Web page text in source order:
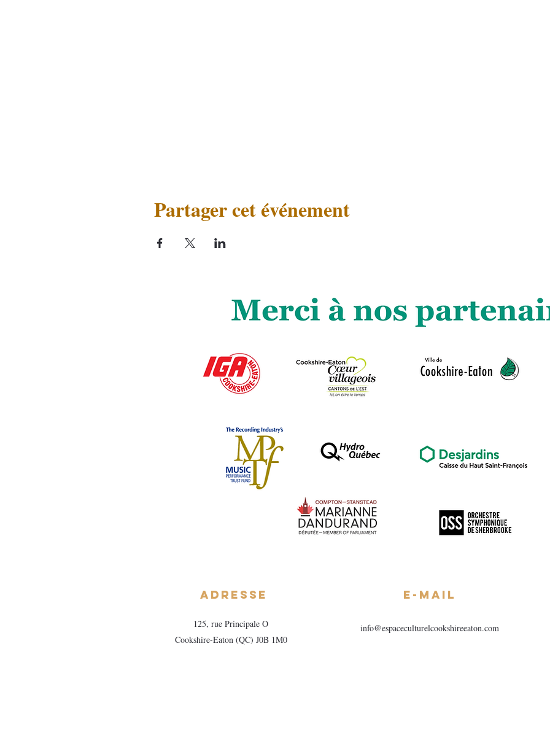
Partager cet événement
Adresse
125, rue Principale O
Cookshire-Eaton (QC) J0B 1M0
E-mail
info@espaceculturelcookshireeaton.com